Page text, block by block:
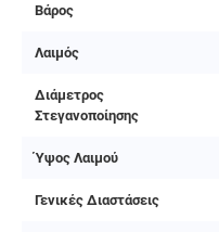
Βάρος
Λαιμός
Διάμετρος
Στεγανοποίησης
Ύψος Λαιμού
Γενικές Διαστάσεις